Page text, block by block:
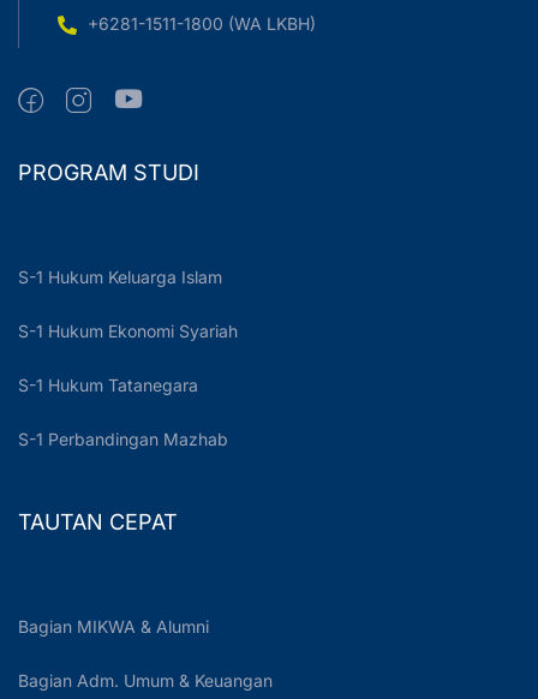
+6281-1511-1800 (WA LKBH)
PROGRAM STUDI
S-1 Hukum Keluarga Islam
S-1 Hukum Ekonomi Syariah
S-1 Hukum Tatanegara
S-1 Perbandingan Mazhab
TAUTAN CEPAT
Bagian MIKWA & Alumni
Bagian Adm. Umum & Keuangan